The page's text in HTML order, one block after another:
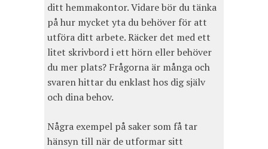
ditt hemmakontor. Vidare bör du tänka
på hur mycket yta du behöver för att
utföra ditt arbete. Räcker det med ett
litet skrivbord i ett hörn eller behöver
du mer plats? Frågorna är många och
svaren hittar du enklast hos dig själv
och dina behov.
Några exempel på saker som få tar
hänsyn till när de utformar sitt